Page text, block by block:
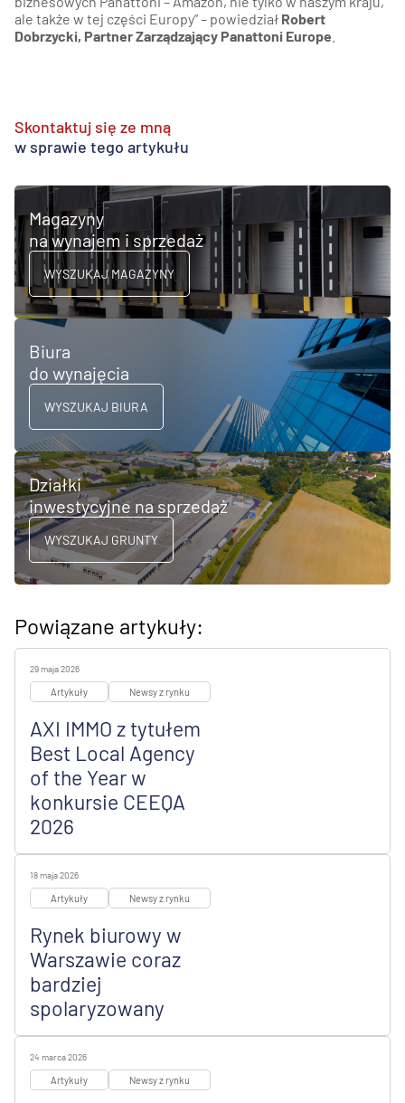
ale także w tej części Europy” – powiedział Robert
Dobrzycki, Partner Zarządzający Panattoni Europe
Skontaktuj się ze mną
w sprawie tego artykułu
Magazyny
na wynajem i sprzedaż
WYSZUKAJ MAGAZYNY
Biura
do wynajęcia
WYSZUKAJ BIURA
Działki
inwestycyjne na sprzedaż
WYSZUKAJ GRUNTY
Powiązane artykuły:
29 maja 2026
Artykuły Newsy z rynku
AXI IMMO z tytułem
Best Local Agency
of the Year w
konkursie CEEQA
2026
18 maja 2026
Artykuły Newsy z rynku
Rynek biurowy w
Warszawie coraz
bardziej
spolaryzowany
24 marca 2026
Artykuły Newsy z rynku